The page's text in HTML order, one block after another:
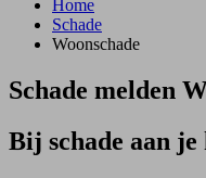
Home
Schade
Woonschade
Schade melden
Bij schade aan